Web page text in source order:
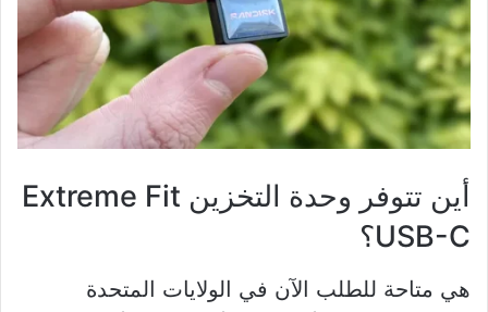
أين تتوفر وحدة التخزين Extreme Fit
USB-C؟
هي متاحة للطلب الآن في الولايات المتحدة